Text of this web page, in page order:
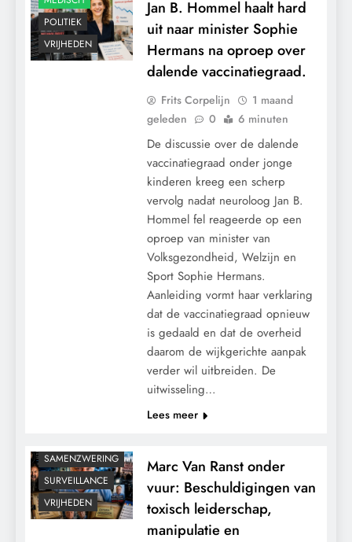
POLITIEK
VRIJHEDEN
Jan B. Hommel haalt hard
uit naar minister Sophie
Hermans na oproep over
dalende vaccinatiegraad.
Frits Corpelijn
1 maand
geleden
0 6 minuten
De discussie over de dalende
vaccinatiegraad onder jonge
kinderen kreeg een scherp
vervolg nadat neuroloog Jan B.
Hommel fel reageerde op een
oproep van minister van
Volksgezondheid, Welzijn en
Sport Sophie Hermans.
Aanleiding vormt haar verklaring
dat de vaccinatiegraad opnieuw
is gedaald en dat de overheid
daarom de wijkgerichte aanpak
verder wil uitbreiden. De
uitwisseling…
Lees meer
SAMENZWERING
SURVEILLANCE
VRIJHEDEN
Marc Van Ranst onder
vuur: Beschuldigingen van
toxisch leiderschap,
manipulatie en